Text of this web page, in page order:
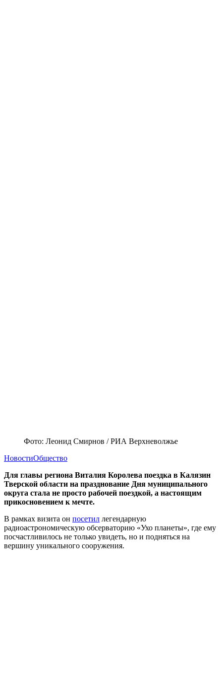
Фото: Леонид Смирнов / РИА Верхневолжье
НовостиОбщество
Для главы региона Виталия Королева поездка в Калязин
Тверской области на празднование Дня муниципального
округа стала не просто рабочей поездкой, а настоящим
прикосновением к мечте.
В рамках визита он посетил легендарную
радиоастрономическую обсерваторию «Ухо планеты», где ему
посчастливилось не только увидеть, но и подняться на
вершину уникального сооружения.